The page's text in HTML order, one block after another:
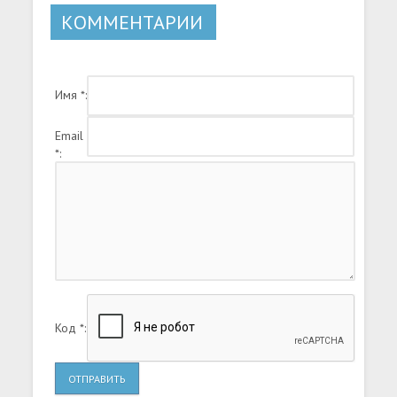
КОММЕНТАРИИ
Имя *:
Email
*:
Код *:
ОТПРАВИТЬ